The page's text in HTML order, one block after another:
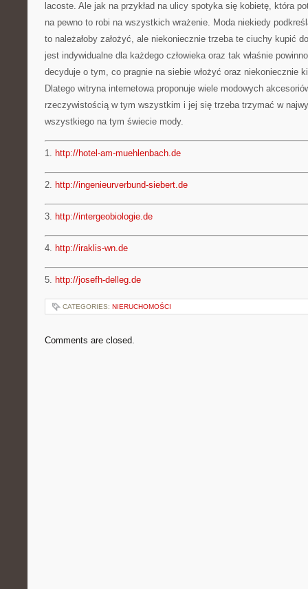
lacoste. Ale jak na przykład na ulicy spotyka się kobietę, która
na pewno to robi na wszystkich wrażenie. Moda niekiedy
to należałoby założyć, ale niekoniecznie trzeba te ciuchy kupić
jest indywidualne dla każdego człowieka oraz tak właśnie
decyduje o tym, co pragnie na siebie włożyć oraz niekoniecznie
Dlatego witryna internetowa proponuje wiele modowych
rzeczywistością w tym wszystkim i jej się trzeba trzymać w
wszystkiego na tym świecie mody.
1. http://hotel-am-muehlenbach.de
2. http://ingenieurverbund-siebert.de
3. http://intergeobiologie.de
4. http://iraklis-wn.de
5. http://josefh-delleg.de
CATEGORIES: NIERUCHOMOŚCI
Comments are closed.